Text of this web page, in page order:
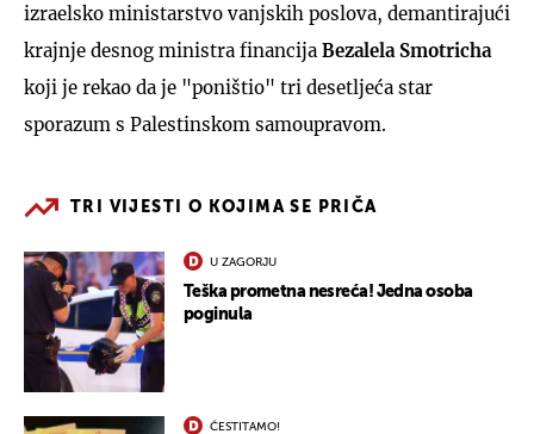
izraelsko ministarstvo vanjskih poslova, demantirajući
krajnje desnog ministra financija Bezalela Smotricha
koji je rekao da je "poništio" tri desetljeća star
sporazum s Palestinskom samoupravom.
TRI VIJESTI O KOJIMA SE PRIČA
U ZAGORJU
Teška prometna nesreća! Jedna osoba
poginula
ČESTITAMO!